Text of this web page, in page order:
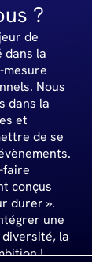
?
de
dans la
Nous
dans la
et
de se
faire
conçus
durer ».
une
la
!